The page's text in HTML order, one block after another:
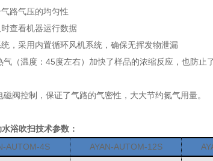
路气压的均匀性
查看机器运行数据
，采用内置循环风机系统，确保无挥发物泄漏
（温度： 45度左右）加快了样品的浓缩反应，也防止
阀控制，保证了气路的气密性，大大节约氮气用量。
浴吹扫技术参数：
AUTOM-4S AYAN-AUTOM-12S